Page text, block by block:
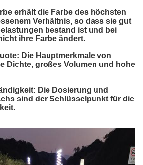
erhält die Farbe des höchsten
Verhältnis, so dass sie gut
bestand ist und bei
ihre Farbe ändert.
Die Hauptmerkmale von
Dichte, großes Volumen und hohe
Die Dosierung und
sind der Schlüsselpunkt für die